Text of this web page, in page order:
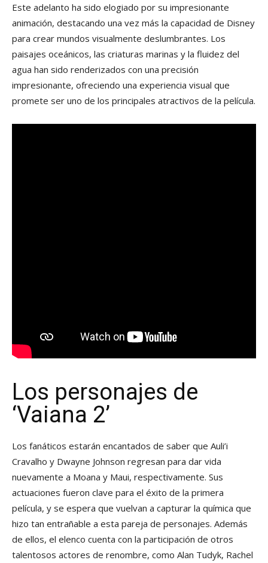
Este adelanto ha sido elogiado por su impresionante
animación, destacando una vez más la capacidad de Disney
para crear mundos visualmente deslumbrantes. Los
paisajes oceánicos, las criaturas marinas y la fluidez del
agua han sido renderizados con una precisión
impresionante, ofreciendo una experiencia visual que
promete ser uno de los principales atractivos de la película.
Los personajes de
‘Vaiana 2’
Los fanáticos estarán encantados de saber que Auli’i
Cravalho y Dwayne Johnson regresan para dar vida
nuevamente a Moana y Maui, respectivamente. Sus
actuaciones fueron clave para el éxito de la primera
película, y se espera que vuelvan a capturar la química que
hizo tan entrañable a esta pareja de personajes. Además
de ellos, el elenco cuenta con la participación de otros
talentosos actores de renombre, como Alan Tudyk, Rachel